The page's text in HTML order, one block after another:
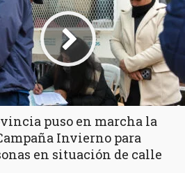
puso en marcha la
Invierno para
en situación de calle